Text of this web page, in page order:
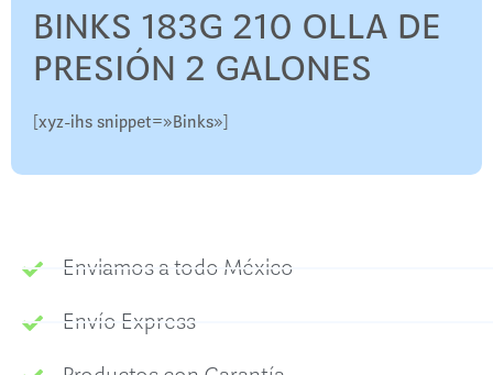
BINKS 183G 210 OLLA DE
PRESIÓN 2 GALONES
[xyz-ihs snippet=»Binks»]
Enviamos a todo México
Envío Express